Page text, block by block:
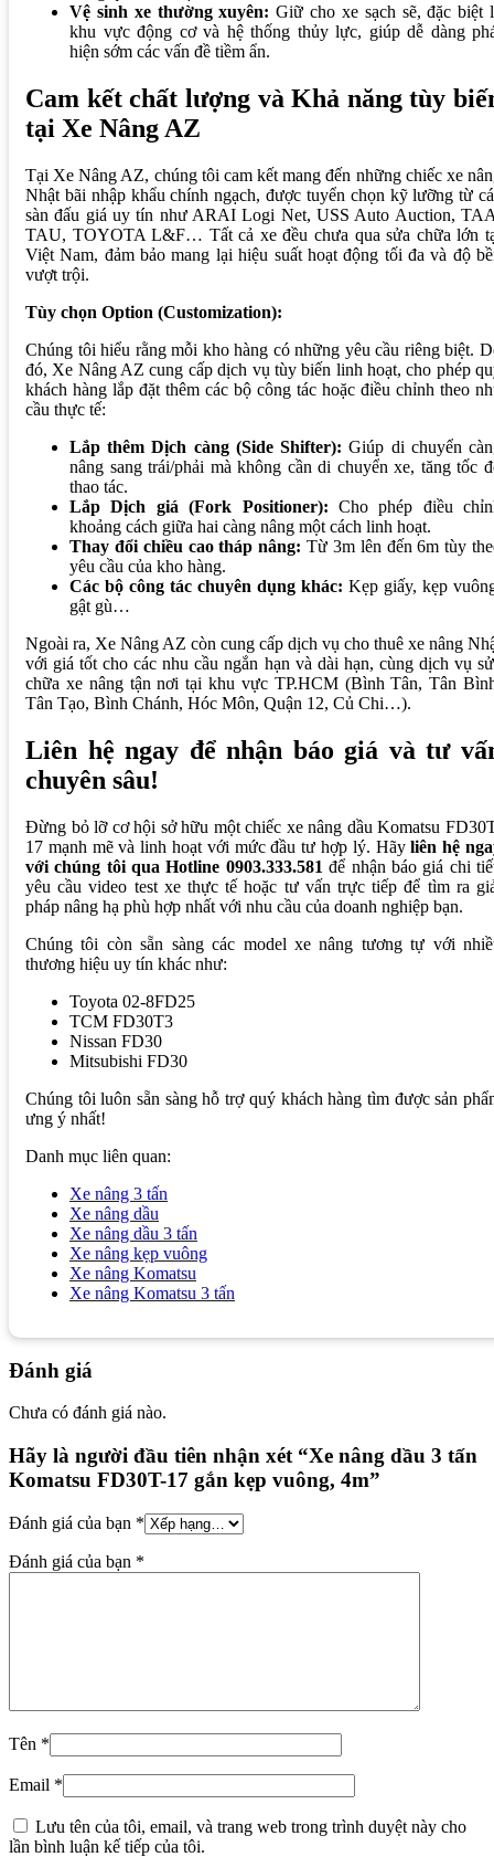
Vệ sinh xe thường xuyên: Giữ cho xe sạch sẽ, đặc biệt
khu vực động cơ và hệ thống thủy lực, giúp dễ dàng
hiện sớm các vấn đề tiềm ẩn.
Cam kết chất lượng và Khả năng tùy
tại Xe Nâng AZ
Tại Xe Nâng AZ, chúng tôi cam kết mang đến những chiếc xe
Nhật bãi nhập khẩu chính ngạch, được tuyển chọn kỹ lưỡng từ
sàn đấu giá uy tín như ARAI Logi Net, USS Auto Auction,
TAU, TOYOTA L&F… Tất cả xe đều chưa qua sửa chữa lớn
Việt Nam, đảm bảo mang lại hiệu suất hoạt động tối đa và độ
vượt trội.
Tùy chọn Option (Customization):
Chúng tôi hiểu rằng mỗi kho hàng có những yêu cầu riêng biệt.
đó, Xe Nâng AZ cung cấp dịch vụ tùy biến linh hoạt, cho phép
khách hàng lắp đặt thêm các bộ công tác hoặc điều chỉnh theo
cầu thực tế:
Lắp thêm Dịch càng (Side Shifter): Giúp di chuyển
nâng sang trái/phải mà không cần di chuyển xe, tăng tốc
thao tác.
Lắp Dịch giá (Fork Positioner): Cho phép điều
khoảng cách giữa hai càng nâng một cách linh hoạt.
Thay đổi chiều cao tháp nâng: Từ 3m lên đến 6m tùy
yêu cầu của kho hàng.
Các bộ công tác chuyên dụng khác: Kẹp giấy, kẹp
gật gù…
Ngoài ra, Xe Nâng AZ còn cung cấp dịch vụ cho thuê xe nâng
với giá tốt cho các nhu cầu ngắn hạn và dài hạn, cùng dịch vụ
chữa xe nâng tận nơi tại khu vực TP.HCM (Bình Tân, Tân
Tân Tạo, Bình Chánh, Hóc Môn, Quận 12, Củ Chi…).
Liên hệ ngay để nhận báo giá và tư
chuyên sâu!
Đừng bỏ lỡ cơ hội sở hữu một chiếc xe nâng dầu Komatsu
17 mạnh mẽ và linh hoạt với mức đầu tư hợp lý. Hãyliên hệ
với chúng tôi qua Hotline 0903.333.581 để nhận báo giá chi
yêu cầu video test xe thực tế hoặc tư vấn trực tiếp để tìm ra
pháp nâng hạ phù hợp nhất với nhu cầu của doanh nghiệp bạn.
Chúng tôi còn sẵn sàng các model xe nâng tương tự với
thương hiệu uy tín khác như:
Toyota 02-8FD25
TCM FD30T3
Nissan FD30
Mitsubishi FD30
Chúng tôi luôn sẵn sàng hỗ trợ quý khách hàng tìm được sản
ưng ý nhất!
Danh mục liên quan:
Xe nâng 3 tấn
Xe nâng dầu
Xe nâng dầu 3 tấn
Xe nâng kẹp vuông
Xe nâng Komatsu
Xe nâng Komatsu 3 tấn
Đánh giá
Chưa có đánh giá nào.
Hãy là người đầu tiên nhận xét “Xe nâng dầu 3 tấn
Komatsu FD30T-17 gắn kẹp vuông, 4m”
Đánh giá của bạn *
Đánh giá của bạn *
Tên *
Email *
Lưu tên của tôi, email, và trang web trong trình duyệt này cho
lần bình luận kế tiếp của tôi.